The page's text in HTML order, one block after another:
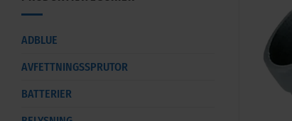
ADBLUE
AVFETTNINGSSPRUTOR
BATTERIER